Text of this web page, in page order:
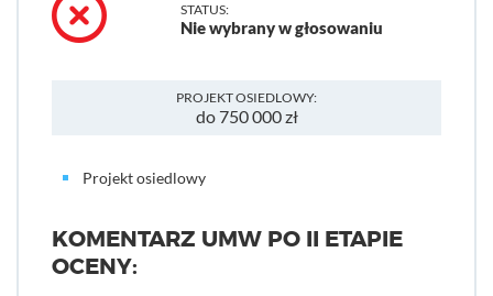
STATUS:
Nie wybrany w głosowaniu
PROJEKT OSIEDLOWY:
do 750 000 zł
Projekt osiedlowy
KOMENTARZ UMW PO II ETAPIE
OCENY: